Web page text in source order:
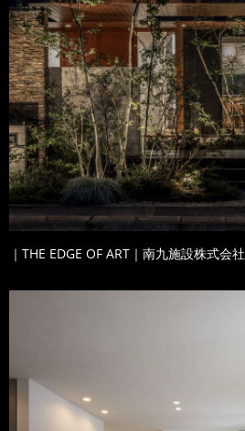
｜THE EDGE OF ART｜南九施設株式会社